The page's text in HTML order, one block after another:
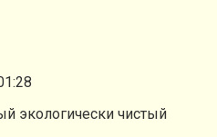
экологически чистый